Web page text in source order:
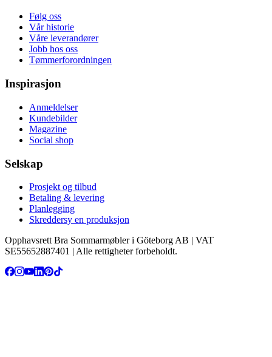
Følg oss
Vår historie
Våre leverandører
Jobb hos oss
Tømmerforordningen
Inspirasjon
Anmeldelser
Kundebilder
Magazine
Social shop
Selskap
Prosjekt og tilbud
Betaling & levering
Planlegging
Skreddersy en produksjon
Opphavsrett Bra Sommarmøbler i Göteborg AB | VAT
SE55652887401 | Alle rettigheter forbeholdt.